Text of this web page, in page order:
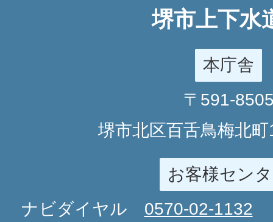
堺市上下水
本庁舎
〒591-
堺市北区百舌鳥梅北
お客様セン
ナビダイヤル 0570-02-1132